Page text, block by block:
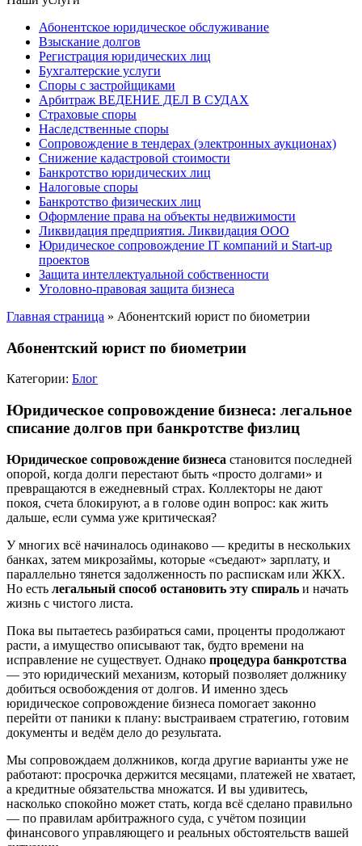
Абонентское юридическое обслуживание
Взыскание долгов
Регистрация юридических лиц
Бухгалтерские услуги
Споры с застройщиками
Арбитраж ВЕДЕНИЕ ДЕЛ В СУДАХ
Страховые споры
Наследственные споры
Сопровождение в тендерах (электронных аукционах)
Снижение кадастровой стоимости
Банкротство юридических лиц
Налоговые споры
Банкротство физических лиц
Оформление права на объекты недвижимости
Ликвидация предприятия. Ликвидация ООО
Юридическое сопровождение IT компаний и Start-up
проектов
Защита интеллектуальной собственности
Уголовно-правовая защита бизнеса
Главная страница » Абонентский юрист по биометрии
Абонентский юрист по биометрии
Категории: Блог
Юридическое сопровождение бизнеса: легальное
списание долгов при банкротстве физлиц
Юридическое сопровождение бизнеса становится последней
опорой, когда долги перестают быть «просто долгами» и
превращаются в ежедневный страх. Коллекторы не дают
покоя, счета блокируют, а в голове один вопрос: как жить
дальше, если сумма уже критическая?
У многих всё начиналось одинаково — кредиты в нескольких
банках, затем микрозаймы, которые «съедают» зарплату, и
параллельно тянется задолженность по распискам или ЖКХ.
Но есть легальный способ остановить эту спираль и начать
жизнь с чистого листа.
Пока вы пытаетесь разбираться сами, проценты продолжают
расти, а имущество описывают так, будто времени на
исправление не существует. Однако процедура банкротства
— это юридический механизм, который позволяет должнику
добиться освобождения от долгов. И именно здесь
юридическое сопровождение бизнеса помогает законно
перейти от паники к плану: выстраиваем стратегию, готовим
документы и ведём дело до результата.
Мы сопровождаем должников, когда другие варианты уже не
работают: просрочка держится месяцами, платежей не хватает,
а кредитные обязательства множатся. И вы удивитесь,
насколько спокойно может стать, когда всё сделано правильно
— по правилам арбитражного суда, с учётом позиции
финансового управляющего и реальных обстоятельств вашей